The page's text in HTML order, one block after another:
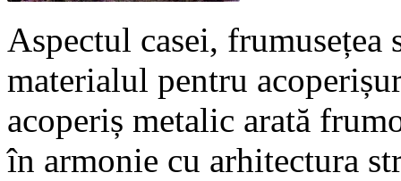
Aspectul casei, frumusețea
materialul pentru
acoperiș metalic arată
în armonie cu arhitectura